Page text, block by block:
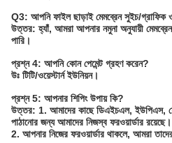
Q3: আপনি ফাইল ছাড়াই মেমব্রেন সুইচ/গ্রাফিক
উত্তর: হ্যাঁ, আমরা আপনার নমুনা অনুযায়ী
পারি।
প্রশ্ন 4: আপনি কোন পেমেন্ট গ্রহণ করেন?
উঃ টিটি/ওয়েস্টার্ন ইউনিয়ন।
প্রশ্ন 5: আপনার শিপিং উপায় কি?
উত্তর: 1. আমাদের কাছে ডিএইচএল, ইউপিএস,
পাঠানোর জন্য আমাদের নিজস্ব ফরওয়ার্ডার রয়েছে।
2. আপনার নিজের ফরওয়ার্ডার থাকলে, আমরা